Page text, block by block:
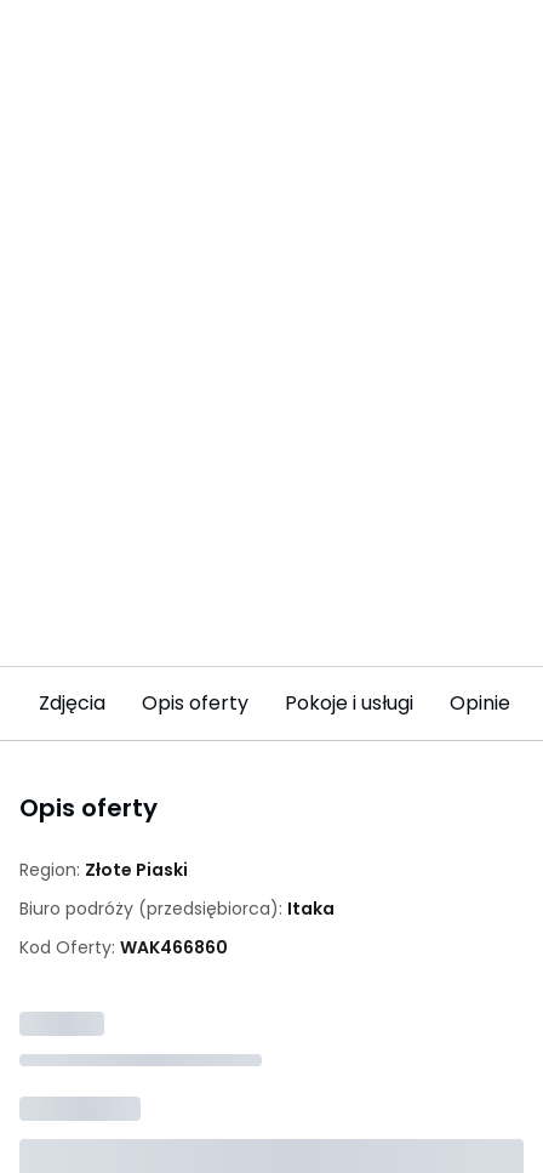
Zdjęcia Opis oferty Pokoje i usługi Opinie
Opis oferty
Region: Złote Piaski
Biuro podróży (przedsiębiorca): Itaka
Kod Oferty: WAK466860